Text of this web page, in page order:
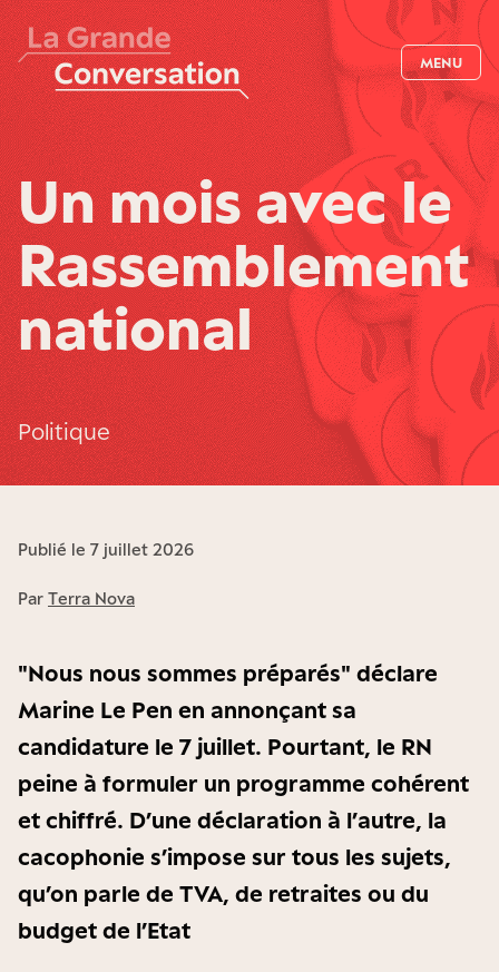
MENU
Un mois avec le
Rassemblement
national
Politique
Publié le 7 juillet 2026
Par Terra Nova
"Nous nous sommes préparés" déclare
Marine Le Pen en annonçant sa
candidature le 7 juillet. Pourtant, le RN
peine à formuler un programme cohérent
et chiffré. D’une déclaration à l’autre, la
cacophonie s’impose sur tous les sujets,
qu’on parle de TVA, de retraites ou du
budget de l’Etat